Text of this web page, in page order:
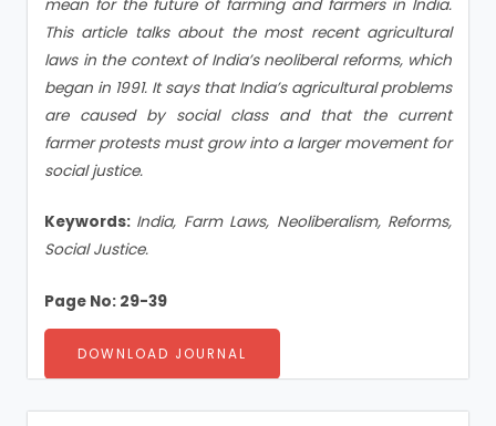
mean for the future of farming and farmers in India.
This article talks about the most recent agricultural
laws in the context of India’s neoliberal reforms, which
began in 1991. It says that India’s agricultural problems
are caused by social class and that the current
farmer protests must grow into a larger movement for
social justice.
Keywords: India, Farm Laws, Neoliberalism, Reforms,
Social Justice.
Page No: 29-39
DOWNLOAD JOURNAL